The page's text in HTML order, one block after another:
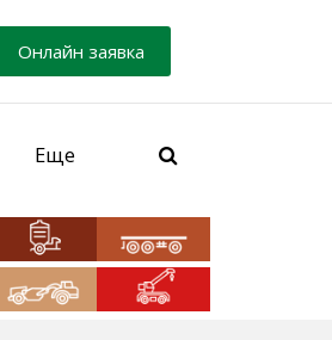
Онлайн заявка
Еще